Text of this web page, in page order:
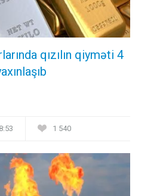
qızılın qiyməti 4
1 540